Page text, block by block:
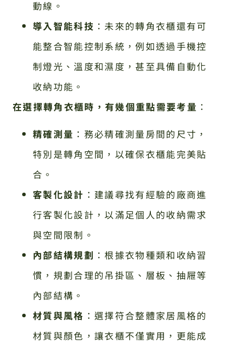
動線。
導入智能科技 ：未來的轉角衣櫃還有可
能整合智能控制系統，例如透過手機控
制燈光、溫度和濕度，甚至具備自動化
收納功能。
在選擇轉角衣櫃時，有幾個重點需要考量 ：
精確測量 ：務必精確測量房間的尺寸，
特別是轉角空間，以確保衣櫃能完美貼
合。
客製化設計 ：建議尋找有經驗的廠商進
行客製化設計，以滿足個人的收納需求
與空間限制。
內部結構規劃 ：根據衣物種類和收納習
慣，規劃合理的吊掛區、層板、抽屜等
內部結構。
材質與風格 ：選擇符合整體家居風格的
材質與顏色，讓衣櫃不僅實用，更能成